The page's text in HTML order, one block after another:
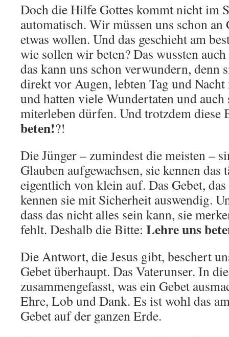
Doch die Hilfe Gottes kommt nicht im
automatisch. Wir müssen uns schon
etwas wollen. Und das geschieht am
wie sollen wir beten? Das wussten
das kann uns schon verwundern, denn
direkt vor Augen, lebten Tag und
und hatten viele Wundertaten und auch
miterleben dürfen. Und trotzdem diese
beten!?!
Die Jünger – zumindest die meisten –
Glauben aufgewachsen, sie kennen das
eigentlich von klein auf. Das Gebet,
kennen sie mit Sicherheit auswendig.
dass das nicht alles sein kann, sie
fehlt. Deshalb die Bitte: Lehre uns
Die Antwort, die Jesus gibt, beschert
Gebet überhaupt. Das Vaterunser. In
zusammengefasst, was ein Gebet
Ehre, Lob und Dank. Es ist wohl das
Gebet auf der ganzen Erde.